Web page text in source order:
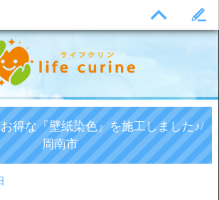
得な『壁紙染色』を施工しました♪/
周南市